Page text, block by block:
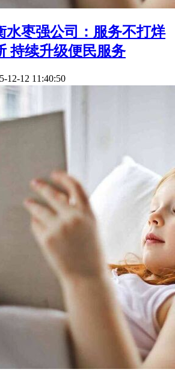
水枣强公司：服务不打烊
持续升级便民服务
12-12 11:40:50